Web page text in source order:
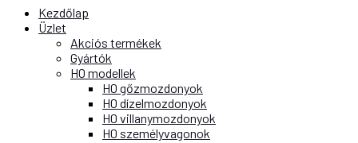
Kezdőlap
Üzlet
Akciós termékek
Gyártók
H0 modellek
H0 gőzmozdonyok
H0 dízelmozdonyok
H0 villanymozdonyok
H0 személyvagonok